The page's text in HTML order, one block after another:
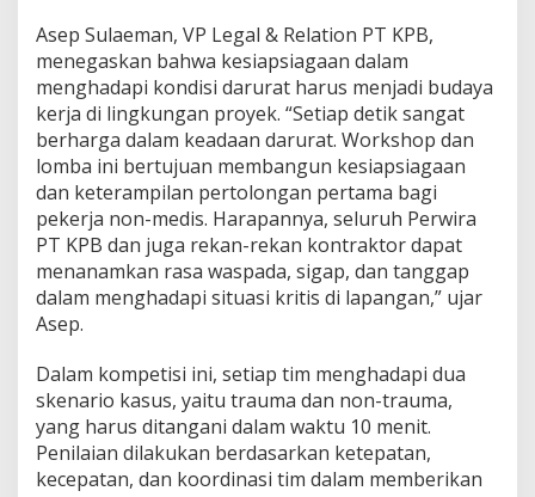
Asep Sulaeman, VP Legal & Relation PT KPB,
menegaskan bahwa kesiapsiagaan dalam
menghadapi kondisi darurat harus menjadi budaya
kerja di lingkungan proyek. “Setiap detik sangat
berharga dalam keadaan darurat. Workshop dan
lomba ini bertujuan membangun kesiapsiagaan
dan keterampilan pertolongan pertama bagi
pekerja non-medis. Harapannya, seluruh Perwira
PT KPB dan juga rekan-rekan kontraktor dapat
menanamkan rasa waspada, sigap, dan tanggap
dalam menghadapi situasi kritis di lapangan,” ujar
Asep.
Dalam kompetisi ini, setiap tim menghadapi dua
skenario kasus, yaitu trauma dan non-trauma,
yang harus ditangani dalam waktu 10 menit.
Penilaian dilakukan berdasarkan ketepatan,
kecepatan, dan koordinasi tim dalam memberikan